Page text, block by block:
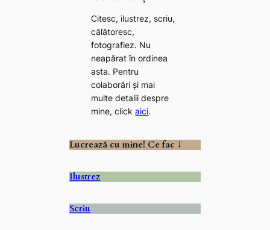
Citesc, ilustrez, scriu,
călătoresc,
fotografiez. Nu
neapărat în ordinea
asta. Pentru
colaborări și mai
multe detalii despre
mine, clickaici.
Lucrează cu mine! Ce fac ↓
Ilustrez
Scriu